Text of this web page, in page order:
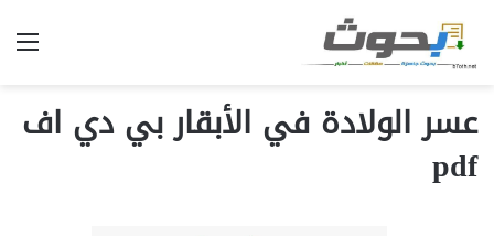
عسر الولادة في الأبقار بي دي اف
pdf